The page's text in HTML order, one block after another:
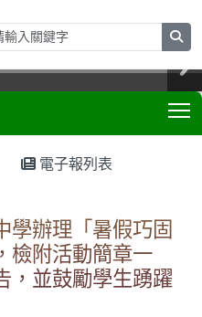
電子報列表
學辦理「暑假巧固
檢附活動簡章一
，並鼓勵學生踴躍